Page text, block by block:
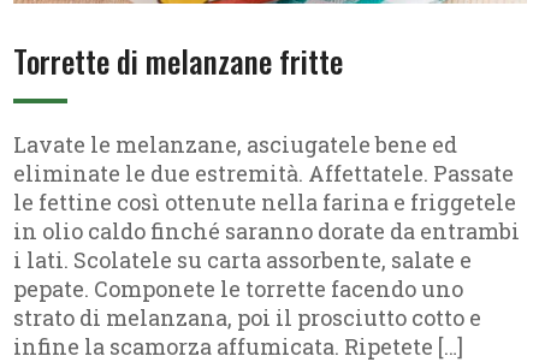
Torrette di melanzane fritte
Lavate le melanzane, asciugatele bene ed
eliminate le due estremità. Affettatele. Passate
le fettine così ottenute nella farina e friggetele
in olio caldo finché saranno dorate da entrambi
i lati. Scolatele su carta assorbente, salate e
pepate. Componete le torrette facendo uno
strato di melanzana, poi il prosciutto cotto e
infine la scamorza affumicata. Ripetete […]